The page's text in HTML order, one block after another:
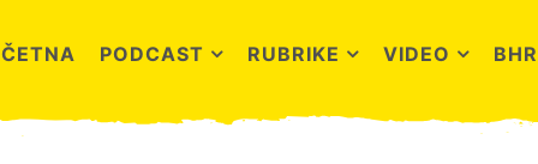
PODCAST RUBRIKE VIDEO